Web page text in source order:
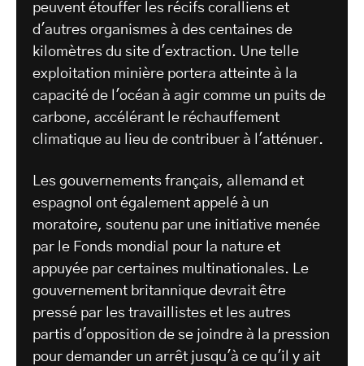
peuvent étouffer les récifs coralliens et
d'autres organismes à des centaines de
kilomètres du site d'extraction. Une telle
exploitation minière portera atteinte à la
capacité de l'océan à agir comme un puits de
carbone, accélérant le réchauffement
climatique au lieu de contribuer à l'atténuer.
Les gouvernements français, allemand et
espagnol ont également appelé à un
moratoire, soutenu par une initiative menée
par le Fonds mondial pour la nature et
appuyée par certaines multinationales. Le
gouvernement britannique devrait être
pressé par les travaillistes et les autres
partis d'opposition de se joindre à la pression
pour demander un arrêt jusqu'à ce qu'il y ait